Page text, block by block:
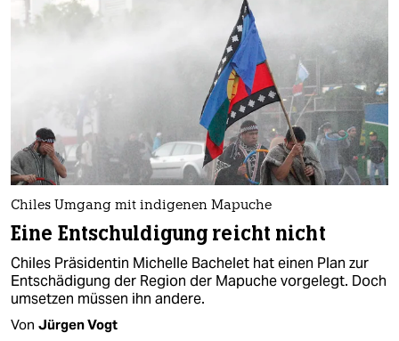
Chiles Umgang mit indigenen Mapuche
Eine Entschuldigung reicht nicht
Chiles Präsidentin Michelle Bachelet hat einen Plan zur
Entschädigung der Region der Mapuche vorgelegt. Doch
umsetzen müssen ihn andere.
Von Jürgen Vogt